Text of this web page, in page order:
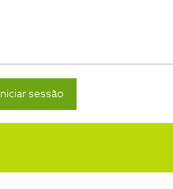
Iniciar sessão